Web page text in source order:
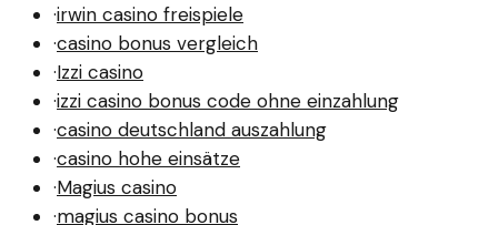
·irwin casino freispiele
·casino bonus vergleich
·Izzi casino
·izzi casino bonus code ohne einzahlung
·casino deutschland auszahlung
·casino hohe einsätze
·Magius casino
·magius casino bonus